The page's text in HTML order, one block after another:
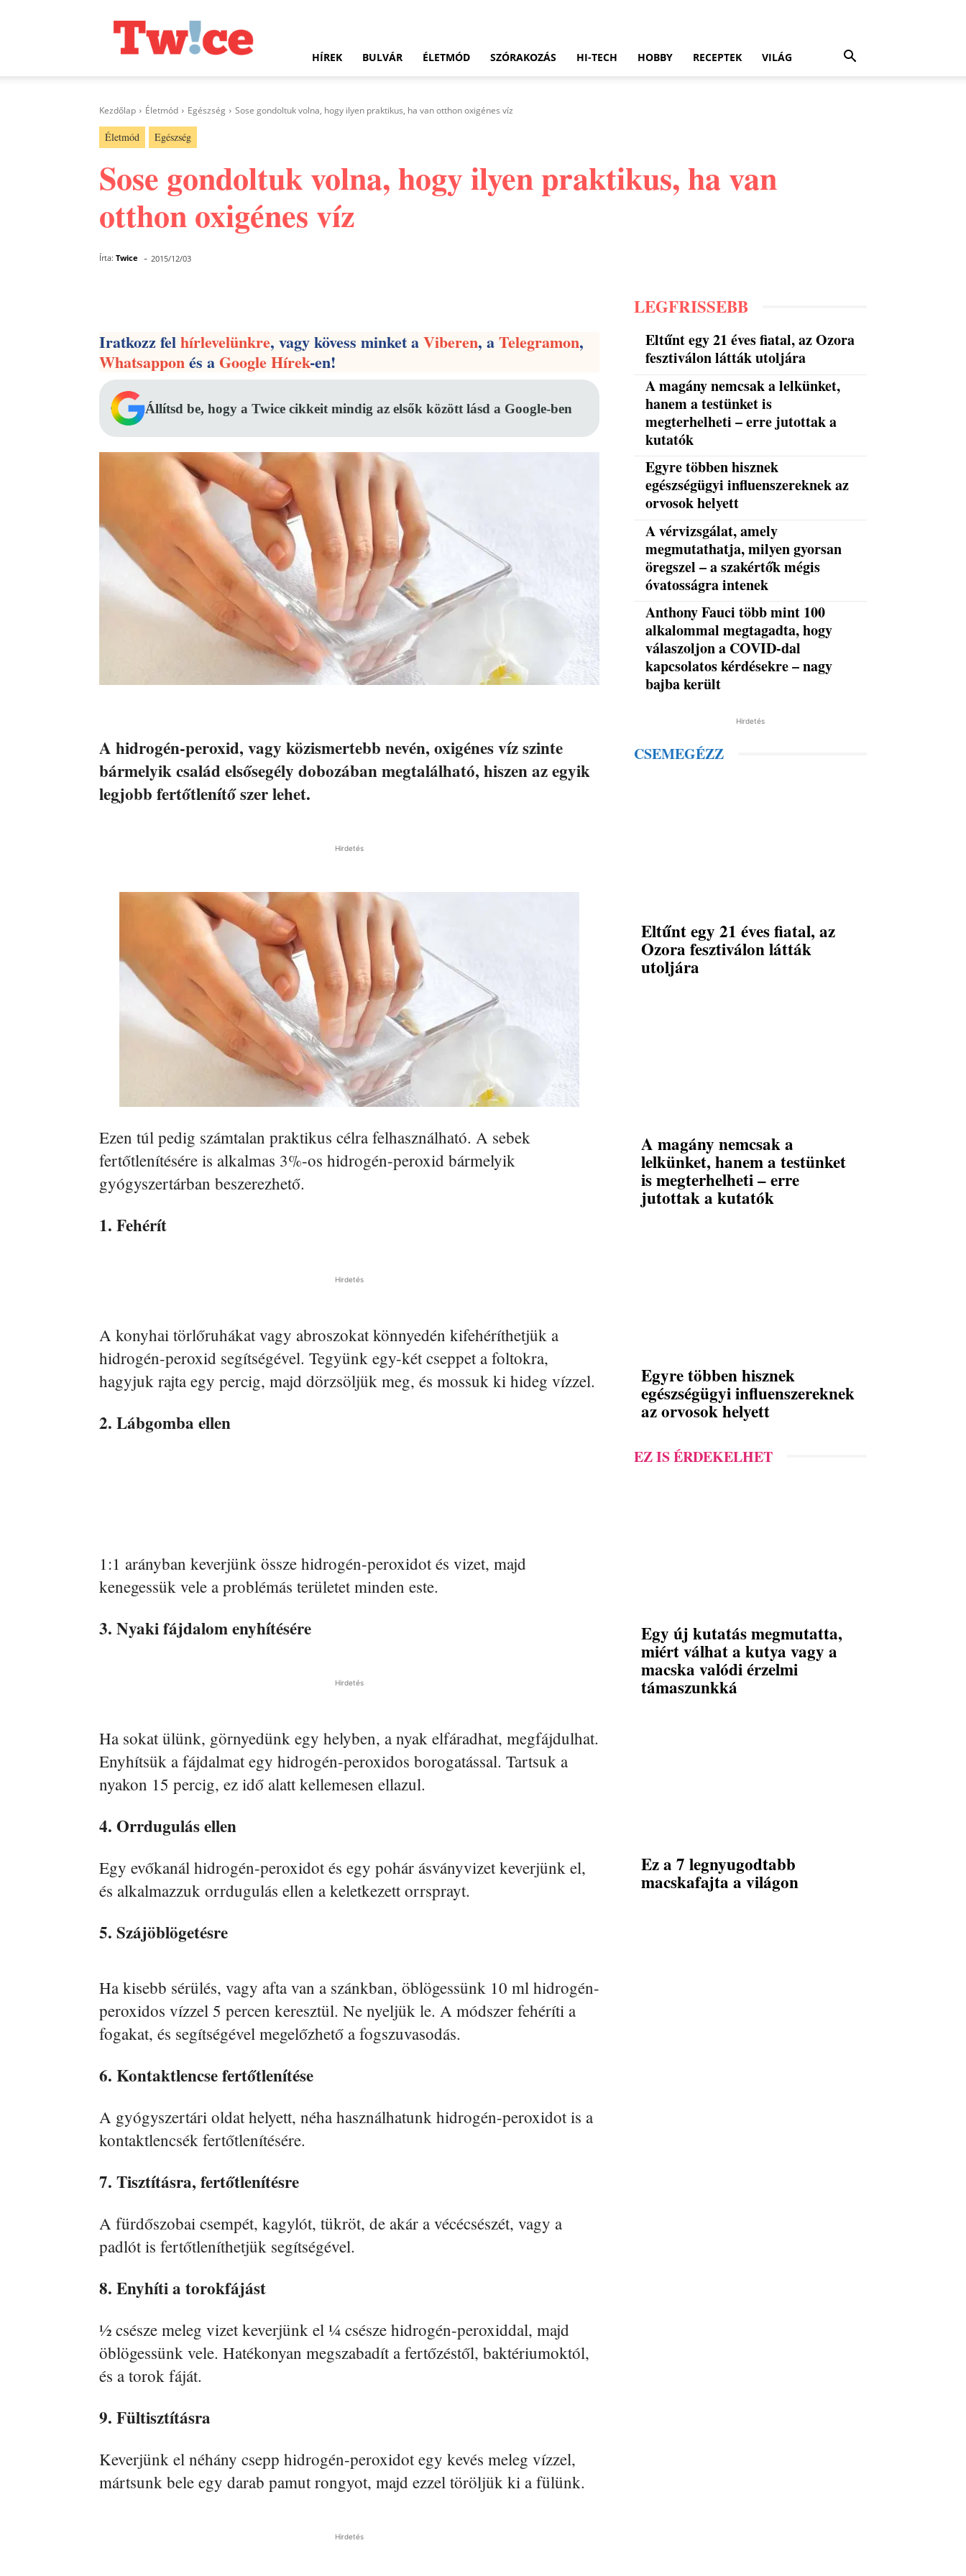
HÍREK BULVÁR ÉLETMÓD SZÓRAKOZÁS HI-TECH HOBBY RECEPTEK VILÁG
Kezdőlap Életmód Egészség Sose gondoltuk volna, hogy ilyen praktikus, ha van otthon oxigénes víz
Életmód Egészség
Sose gondoltuk volna, hogy ilyen praktikus, ha van
otthon oxigénes víz
Írta: Twice - 2015/12/03
Iratkozz felhírlevelünkre, vagy kövess minket aViberen, aTelegramon,
Whatsapponés aGoogle Hírek-en!
Állítsd be, hogy a Twice cikkeit mindig az elsők között lásd a Google-ben
A hidrogén-peroxid, vagy közismertebb nevén, oxigénes víz szinte
bármelyik család elsősegély dobozában megtalálható, hiszen az egyik
legjobb fertőtlenítő szer lehet.
Hirdetés
Ezen túl pedig számtalan praktikus célra felhasználható. A sebek
fertőtlenítésére is alkalmas 3%-os hidrogén-peroxid bármelyik
gyógyszertárban beszerezhető.
1. Fehérít
Hirdetés
A konyhai törlőruhákat vagy abroszokat könnyedén kifehéríthetjük a
hidrogén-peroxid segítségével. Tegyünk egy-két cseppet a foltokra,
hagyjuk rajta egy percig, majd dörzsöljük meg, és mossuk ki hideg vízzel.
2. Lábgomba ellen
1:1 arányban keverjünk össze hidrogén-peroxidot és vizet, majd
kenegessük vele a problémás területet minden este.
3. Nyaki fájdalom enyhítésére
Hirdetés
Ha sokat ülünk, görnyedünk egy helyben, a nyak elfáradhat, megfájdulhat.
Enyhítsük a fájdalmat egy hidrogén-peroxidos borogatással. Tartsuk a
nyakon 15 percig, ez idő alatt kellemesen ellazul.
4. Orrdugulás ellen
Egy evőkanál hidrogén-peroxidot és egy pohár ásványvizet keverjünk el,
és alkalmazzuk orrdugulás ellen a keletkezett orrsprayt.
5. Szájöblögetésre
Ha kisebb sérülés, vagy afta van a szánkban, öblögessünk 10 ml hidrogén-
peroxidos vízzel 5 percen keresztül. Ne nyeljük le. A módszer fehéríti a
fogakat, és segítségével megelőzhető a fogszuvasodás.
6. Kontaktlencse fertőtlenítése
A gyógyszertári oldat helyett, néha használhatunk hidrogén-peroxidot is a
kontaktlencsék fertőtlenítésére.
7. Tisztításra, fertőtlenítésre
A fürdőszobai csempét, kagylót, tükröt, de akár a vécécsészét, vagy a
padlót is fertőtleníthetjük segítségével.
8. Enyhíti a torokfájást
½ csésze meleg vizet keverjünk el ¼ csésze hidrogén-peroxiddal, majd
öblögessünk vele. Hatékonyan megszabadít a fertőzéstől, baktériumoktól,
és a torok fáját.
9. Fültisztításra
Keverjünk el néhány csepp hidrogén-peroxidot egy kevés meleg vízzel,
mártsunk bele egy darab pamut rongyot, majd ezzel töröljük ki a fülünk.
Hirdetés
LEGFRISSEBB
Eltűnt egy 21 éves fiatal, az Ozora
fesztiválon látták utoljára
A magány nemcsak a lelkünket,
hanem a testünket is
megterhelheti – erre jutottak a
kutatók
Egyre többen hisznek
egészségügyi influenszereknek az
orvosok helyett
A vérvizsgálat, amely
megmutathatja, milyen gyorsan
öregszel – a szakértők mégis
óvatosságra intenek
Anthony Fauci több mint 100
alkalommal megtagadta, hogy
válaszoljon a COVID-dal
kapcsolatos kérdésekre – nagy
bajba került
Hirdetés
CSEMEGÉZZ
Eltűnt egy 21 éves fiatal, az
Ozora fesztiválon látták
utoljára
A magány nemcsak a
lelkünket, hanem a testünket
is megterhelheti – erre
jutottak a kutatók
Egyre többen hisznek
egészségügyi influenszereknek
az orvosok helyett
EZ IS ÉRDEKELHET
Egy új kutatás megmutatta,
miért válhat a kutya vagy a
macska valódi érzelmi
támaszunkká
Ez a 7 legnyugodtabb
macskafajta a világon